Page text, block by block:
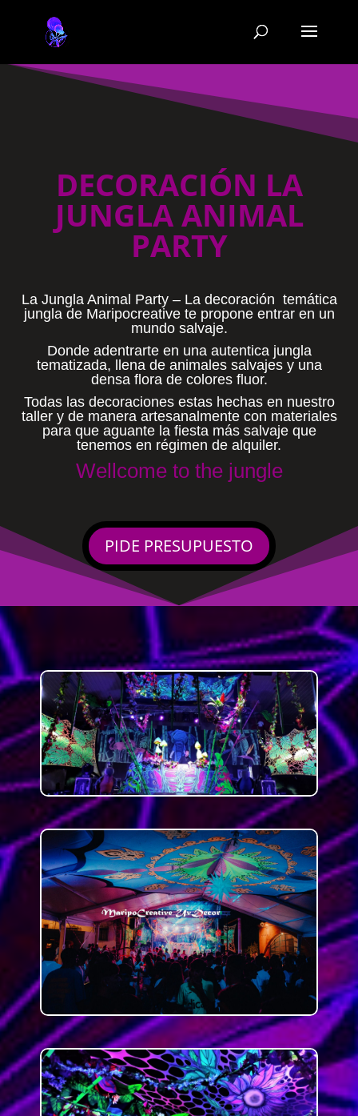
DECORACIÓN LA
JUNGLA ANIMAL
PARTY
La Jungla Animal Party – La decoración temática
jungla de Maripocreative te propone entrar en un
mundo salvaje.
Donde adentrarte en una autentica jungla
tematizada, llena de animales salvajes y una
densa flora de colores fluor.
Todas las decoraciones estas hechas en nuestro
taller y de manera artesanalmente con materiales
para que aguante la fiesta más salvaje que
tenemos en régimen de alquiler.
Wellcome to the jungle
PIDE PRESUPUESTO